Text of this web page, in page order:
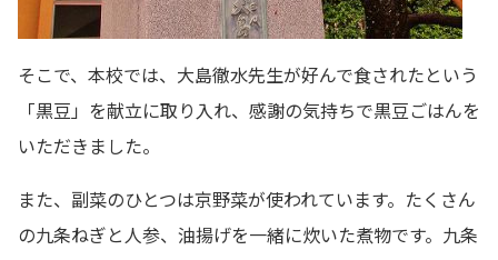
そこで、本校では、大島徹水先生が好んで食されたという
「黒豆」を献立に取り入れ、感謝の気持ちで黒豆ごはんを
いただきました。
また、副菜のひとつは京野菜が使われています。たくさん
の九条ねぎと人参、油揚げを一緒に炊いた煮物です。九条